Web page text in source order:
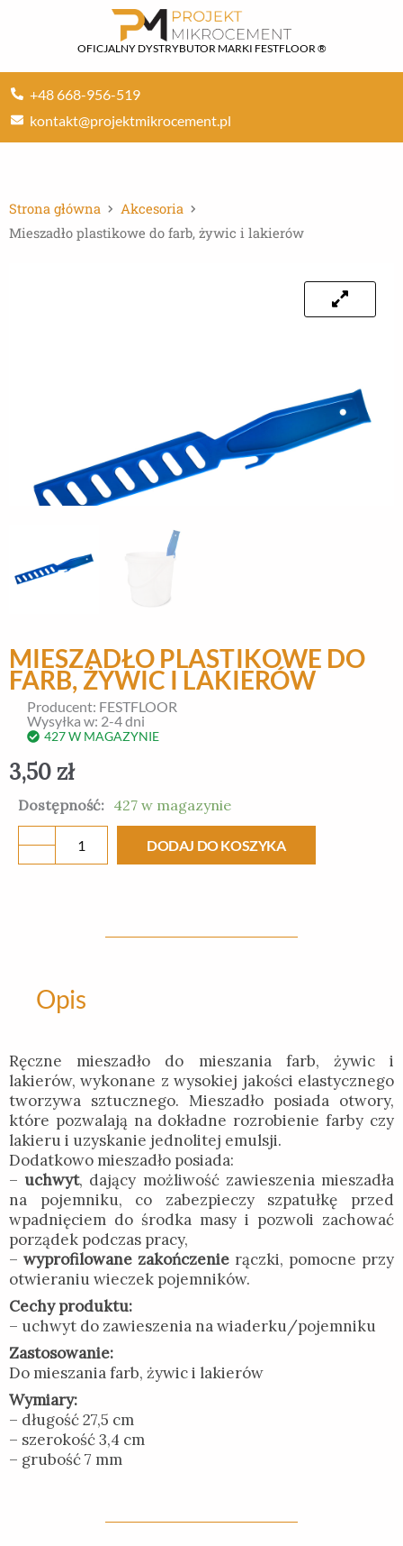
OFICJALNY DYSTRYBUTOR MARKI FESTFLOOR ®
+48 668-956-519
kontakt@projektmikrocement.pl
Strona główna
Akcesoria
Mieszadło plastikowe do farb, żywic i lakierów
MIESZADŁO PLASTIKOWE DO
FARB, ŻYWIC I LAKIERÓW
Producent: FESTFLOOR
Wysyłka w: 2-4 dni
427 W MAGAZYNIE
3,50 zł
Dostępność: 427 w magazynie
ilość
Mieszadło
plastikowe
lakierów
DODAJ DO KOSZYKA
Opis
Ręczne mieszadło do mieszania farb, żywic i
lakierów, wykonane z wysokiej jakości elastycznego
tworzywa sztucznego. Mieszadło posiada otwory,
które pozwalają na dokładne rozrobienie farby czy
lakieru i uzyskanie jednolitej emulsji.
Dodatkowo mieszadło posiada:
– uchwyt, dający możliwość zawieszenia mieszadła
na pojemniku, co zabezpieczy szpatułkę przed
wpadnięciem do środka masy i pozwoli zachować
porządek podczas pracy,
– wyprofilowane zakończenie rączki, pomocne przy
otwieraniu wieczek pojemników.
Cechy produktu:
– uchwyt do zawieszenia na wiaderku/pojemniku
Zastosowanie:
Do mieszania farb, żywic i lakierów
Wymiary:
– długość 27,5 cm
– szerokość 3,4 cm
– grubość 7 mm